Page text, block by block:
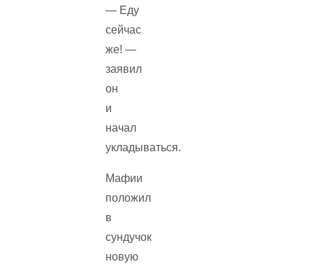
— Еду
сейчас
же! —
заявил
он
и
начал
укладываться.
Мафии
положил
в
сундучок
новую